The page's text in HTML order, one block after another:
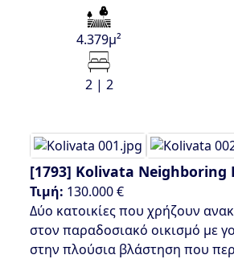
4.379μ²
2 | 2
[1793] Kolivata Neighboring
Τιμή: 130.000 €
Δύο κατοικίες που χρήζουν
στον παραδοσιακό οικισμό με
στην πλούσια βλάστηση που